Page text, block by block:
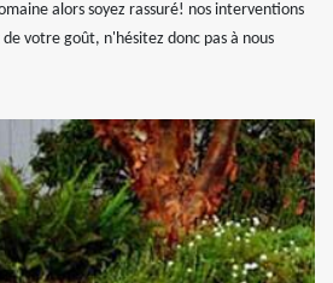
alors soyez rassuré! nos interventions
votre goût, n'hésitez donc pas à nous